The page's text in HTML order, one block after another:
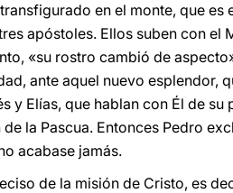
en el monte, que es
apóstoles. Ellos suben con el
«su rostro cambió de
ante aquel nuevo esplendor,
y Elías, que hablan con Él de
la Pascua. Entonces Pedro
acabase jamás.
de la misión de Cristo, es